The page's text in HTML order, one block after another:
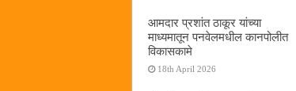
आमदार प्रशांत ठाकूर यांच्या
माध्यमातून पनवेलमधील कानपोलीत
विकासकामे
18th April 2026